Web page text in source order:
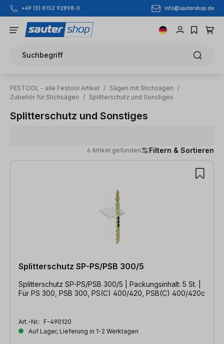
Zum Hauptinhalt springen
+49 (0) 8152 92898-0 info@sautershop.de
Suchbegriff
FESTOOL - alle Festool Artikel / Sägen mit Stichsägen
/
Zubehör für Stichsägen
/ Splitterschutz und Sonstiges
Splitterschutz und Sonstiges
6 Artikel gefunden Filtern & Sortieren
6 Artikel gefunden
Splitterschutz SP-PS/PSB 300/5
Splitterschutz SP-PS/PSB 300/5 | Packungsinhalt: 5 St. |
Für PS 300, PSB 300, PS(C) 400/420, PSB(C) 400/420c
Art.-Nr.: F-490120
Auf Lager, Lieferung in 1-2 Werktagen